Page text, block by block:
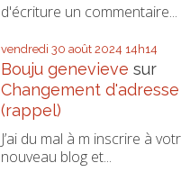
d'écriture un commentaire...
vendredi 30 août 2024 14h14
Bouju genevieve sur
Changement d'adresse
(rappel)
J’ai du mal à m inscrire à
nouveau blog et...